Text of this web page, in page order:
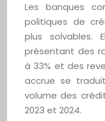
Les banques
politiques de
plus solvables.
présentant des
à 33% et des
accrue se
volume des
2023 et 2024.